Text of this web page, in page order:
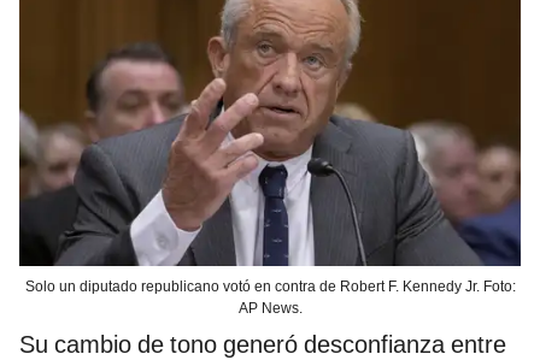
Solo un diputado republicano votó en contra de Robert F. Kennedy Jr. Foto:
AP News.
Su cambio de tono generó desconfianza entre